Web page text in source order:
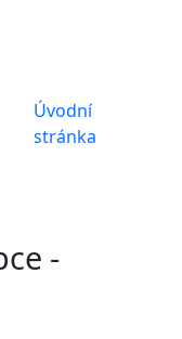
Úvodní
stránka
-